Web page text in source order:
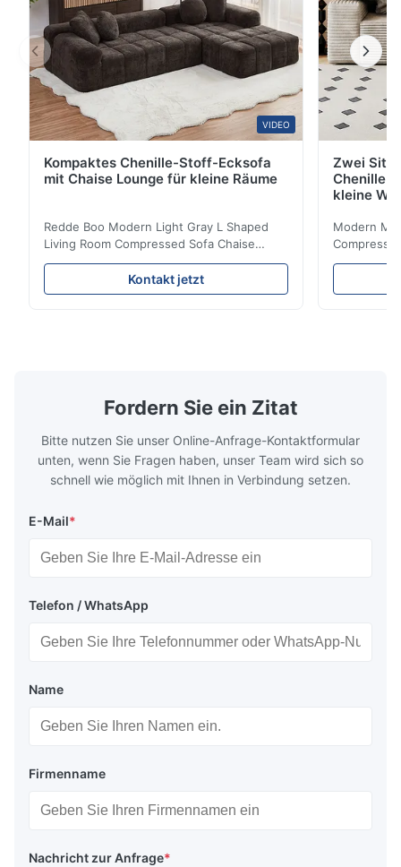
VIDEO
Kompaktes Chenille-Stoff-Ecksofa
mit Chaise Lounge für kleine Räume
Redde Boo Modern Light Gray L Shaped
Living Room Compressed Sofa Chaise
Lounge Product Overview High resilience
soft sectional sofa designed for small
spaces, featuring a contemporary light gray
Kontakt jetzt
Zwei
Chenille
kleine
Modern
Room
Fordern Sie ein Zitat
Bitte nutzen Sie unser Online-Anfrage-Kontaktformular
unten, wenn Sie Fragen haben, unser Team wird sich so
schnell wie möglich mit Ihnen in Verbindung setzen.
E-Mail*
Telefon / WhatsApp
Name
Firmenname
Nachricht zur Anfrage*